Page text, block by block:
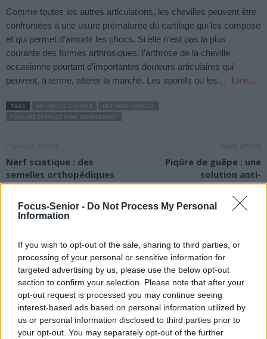
Focus-Senior - Do Not Process My Personal
Information
If you wish to opt-out of the sale, sharing to third parties, or
processing of your personal or sensitive information for
targeted advertising by us, please use the below opt-out
section to confirm your selection. Please note that after your
opt-out request is processed you may continue seeing
interest-based ads based on personal information utilized by
us or personal information disclosed to third parties prior to
your opt-out. You may separately opt-out of the further
Comme toutes les autres articulations, les chevilles peuvent être
confrontées à une usure prématurée du cartilage qui les compose
et qui permet d’amortir les chocs. Si elle n’est pas la plus
courante des formes arthrosiques, l’arthrose de la cheville
occasionne pourtant d’importantes douleurs articulaires qui
peuvent, à terme, altérer la marche. Les sportifs ou les…
Lire…
TAGS
Nerf sciatique : des
semelles orthopédiques
pour soulager les douleurs
Piqûre de guêpe : une
solution anti-
démangeaisons
news
RELATED ARTICLES MORE FROM AUTHOR